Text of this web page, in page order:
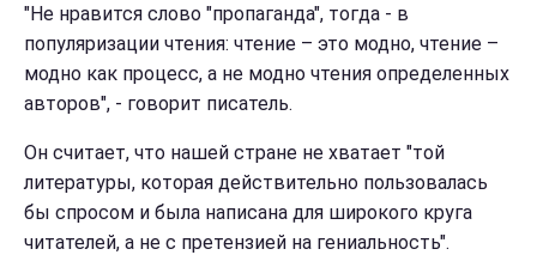
"Не нравится слово "пропаганда", тогда - в
популяризации чтения: чтение – это модно, чтение –
модно как процесс, а не модно чтения определенных
авторов", - говорит писатель.
Он считает, что нашей стране не хватает "той
литературы, которая действительно пользовалась
бы спросом и была написана для широкого круга
читателей, а не с претензией на гениальность".